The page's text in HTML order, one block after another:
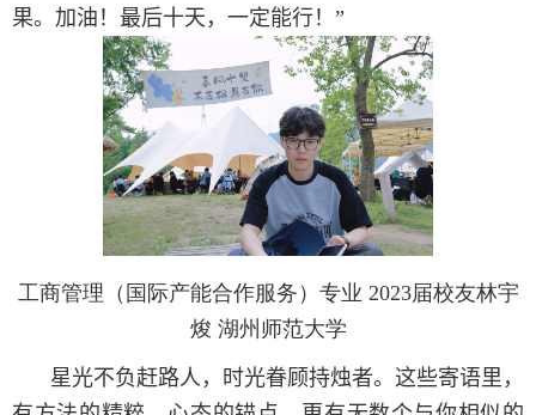
果。加油！最后十天，一定能行！”
工商管理（国际产能合作服务）专业 2023届校友林宇
焌 湖州师范大学
星光不负赶路人，时光眷顾持烛者。这些寄语里，